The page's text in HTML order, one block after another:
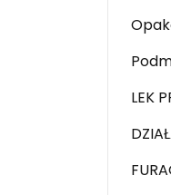
LEK